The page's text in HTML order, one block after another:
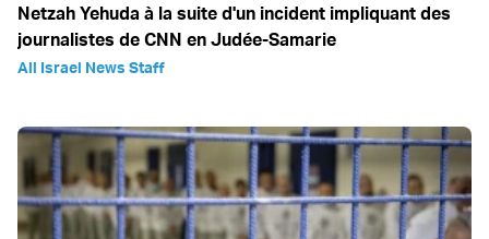
Netzah Yehuda à la suite d'un incident impliquant des
journalistes de CNN en Judée-Samarie
All Israel News Staff